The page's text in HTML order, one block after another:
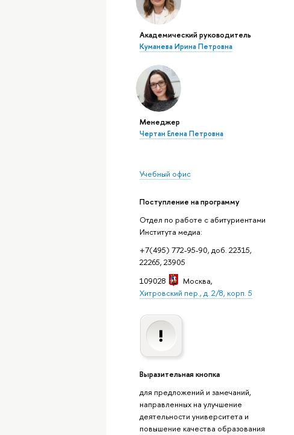
Академический руководитель
Куманева Ирина Петровна
Менеджер
Чертан Елена Петровна
Учебный офис
Поступление на программу
Отдел по работе с абитуриентами
Института медиа:
+7(495) 772-95-90, доб. 22315,
22265, 23905
109028
Москва,
Хитровский пер., д. 2/8, корп. 5
Выразительная кнопка
для предложений и замечаний,
направленных на улучшение
деятельности университета и
повышение качества образования